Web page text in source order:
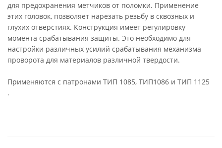
для предохранения метчиков от поломки. Применение
этих головок, позволяет нарезать резьбу в сквозных и
глухих отверстиях. Конструкция имеет регулировку
момента срабатывания защиты. Это необходимо для
настройки различных усилий срабатывания механизма
проворота для материалов различной твердости.
Применяются с патронами ТИП 1085, ТИП1086 и ТИП 1125
.